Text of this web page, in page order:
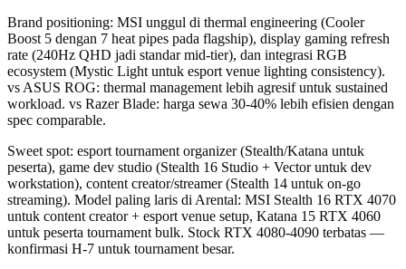
Brand positioning: MSI unggul di thermal engineering (Cooler
Boost 5 dengan 7 heat pipes pada flagship), display gaming refresh
rate (240Hz QHD jadi standar mid-tier), dan integrasi RGB
ecosystem (Mystic Light untuk esport venue lighting consistency).
vs ASUS ROG: thermal management lebih agresif untuk sustained
workload. vs Razer Blade: harga sewa 30-40% lebih efisien dengan
spec comparable.
Sweet spot: esport tournament organizer (Stealth/Katana untuk
peserta), game dev studio (Stealth 16 Studio + Vector untuk dev
workstation), content creator/streamer (Stealth 14 untuk on-go
streaming). Model paling laris di Arental: MSI Stealth 16 RTX 4070
untuk content creator + esport venue setup, Katana 15 RTX 4060
untuk peserta tournament bulk. Stock RTX 4080-4090 terbatas —
konfirmasi H-7 untuk tournament besar.